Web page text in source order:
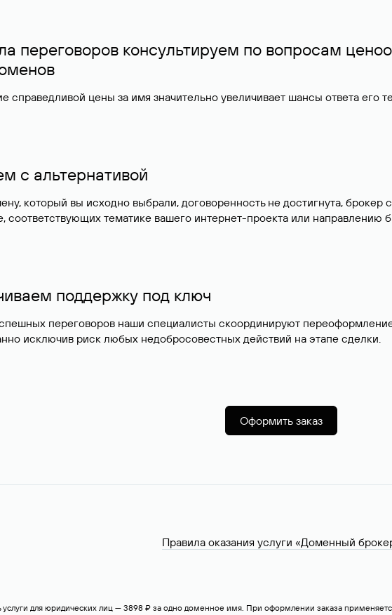
переговоров консультируем по вопросам
справедливой цены за имя значительно увеличивает шансы ответа его
с альтернативой
который вы исходно выбрали, договоренность не достигнута,
соответствующих тематике вашего интернет-проекта или направлению
поддержку под ключ
переговоров наши специалисты скоординируют
исключив риск любых недобросовестных действий на этапе сделки.
Оформить заказ
Правила оказания услуги «Доменный
для юридических лиц — 3898 ₽ за одно доменное имя. При оформлении заказа